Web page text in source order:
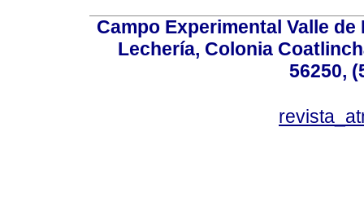
Campo Experimental Valle
Lechería, Colonia
56250,